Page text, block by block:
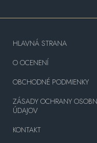
HLAVNÁ STRANA
O OCENENÍ
OBCHODNÉ PODMIENKY
ZÁSADY OCHRANY
ÚDAJOV
KONTAKT